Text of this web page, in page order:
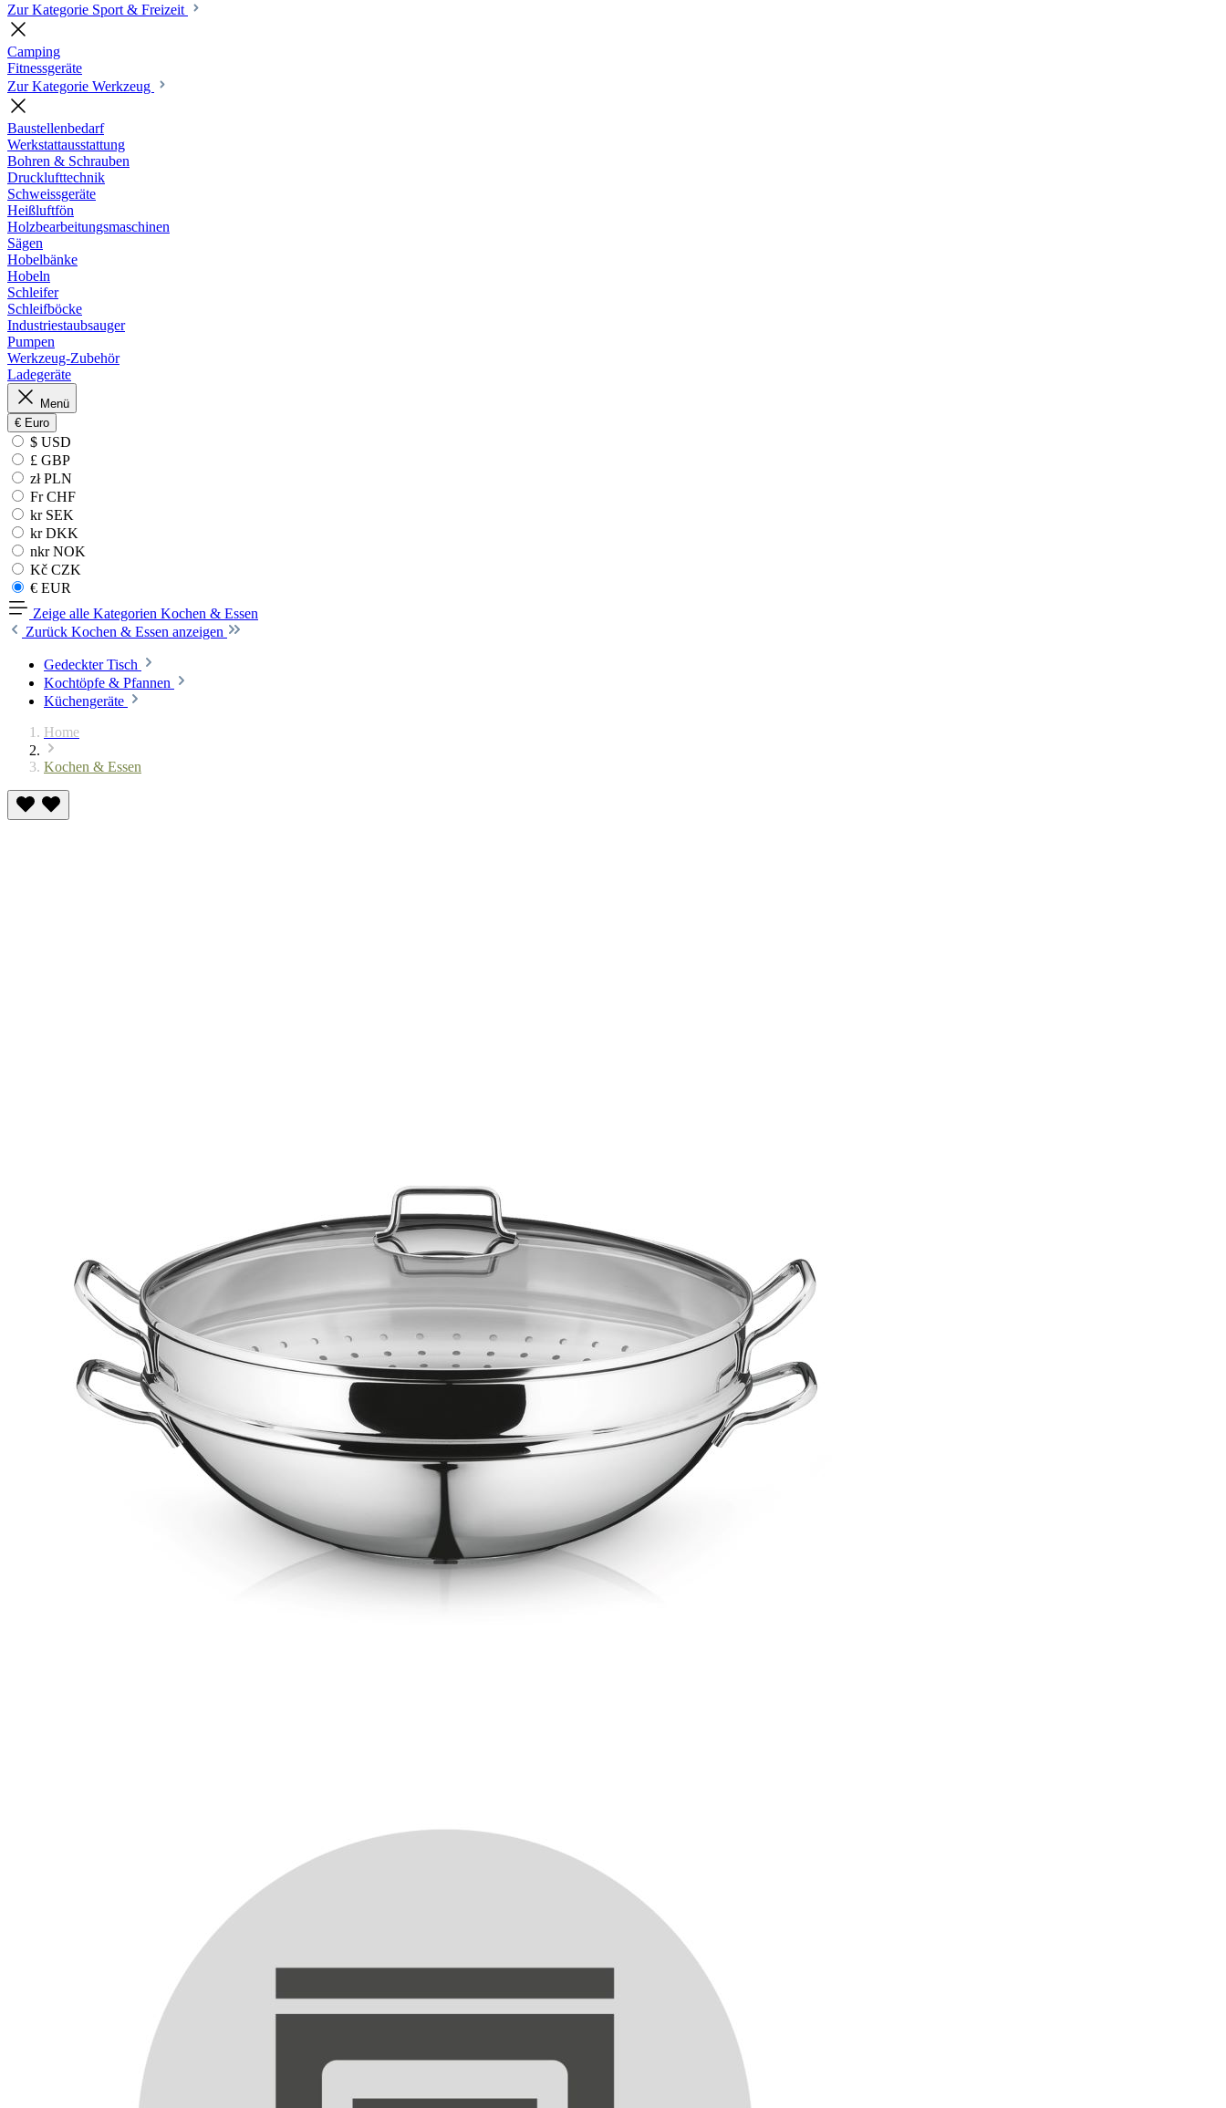
Zur Kategorie Sport & Freizeit
Camping
Fitnessgeräte
Zur Kategorie Werkzeug
Baustellenbedarf
Werkstattausstattung
Bohren & Schrauben
Drucklufttechnik
Schweissgeräte
Heißluftfön
Holzbearbeitungsmaschinen
Sägen
Hobelbänke
Hobeln
Schleifer
Schleifböcke
Industriestaubsauger
Pumpen
Werkzeug-Zubehör
Ladegeräte
Menü
€ Euro
$ USD
£ GBP
zł PLN
Fr CHF
kr SEK
kr DKK
nkr NOK
Kč CZK
€ EUR
Zeige alle Kategorien Kochen & Essen
Zurück Kochen & Essen anzeigen
Gedeckter Tisch
Kochtöpfe & Pfannen
Küchengeräte
Home
Kochen & Essen